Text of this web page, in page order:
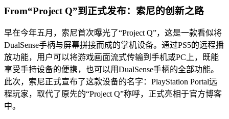
From“Project Q”到正式发布：索尼的创新之路
早在今年五月，索尼首次曝光了“Project Q”，这是一款看似将
DualSense手柄与屏幕拼接而成的掌机设备。通过PS5的远程播
放功能，用户可以将游戏画面流式传输到手机或PC上，既能
享受手持设备的便携，也可以用DualSense手柄的全部功能。
此次，索尼正式宣布了这款设备的名字：PlayStation Portal远
程玩家，取代了原先的“Project Q”称呼，正式亮相于官方博客
中。